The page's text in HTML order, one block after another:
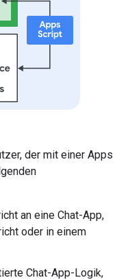
der mit einer Apps
an eine Chat-App,
oder in einem
Chat-App-Logik,